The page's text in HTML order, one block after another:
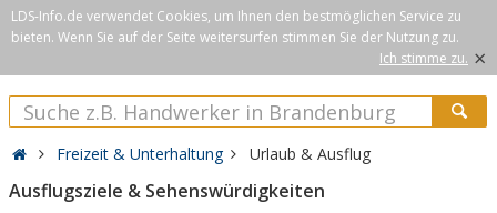
LDS-Info.de verwendet Cookies, um Ihnen den bestmöglichen Service zu
bieten. Wenn Sie auf der Seite weitersurfen stimmen Sie der Nutzung zu.
Ich stimme zu. ×
Freizeit & Unterhaltung Urlaub & Ausflug
Ausflugsziele & Sehenswürdigkeiten